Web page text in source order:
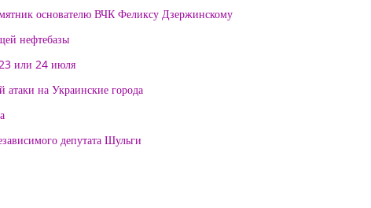
основателю ВЧК Феликсу Дзержинскому
нефтебазы
или 24 июля
атаки на Украинские города
депутата Шульги